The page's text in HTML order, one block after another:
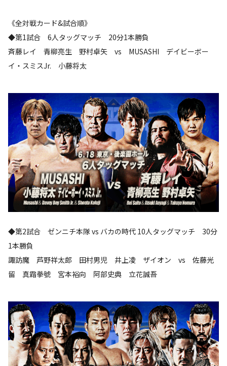
《全対戦カード&試合順》
◆第1試合 6人タッグマッチ 20分1本勝負
斉藤レイ 青柳亮生 野村卓矢 vs MUSASHI デイビーボー
イ・スミスJr. 小藤将太
◆第2試合 ゼンニチ本隊 vs バカの時代 10人タッグマッチ 30分
1本勝負
諏訪魔 芦野祥太郎 田村男児 井上凌 ザイオン vs 佐藤光
留 真霜拳號 宮本裕向 阿部史典 立花誠吾